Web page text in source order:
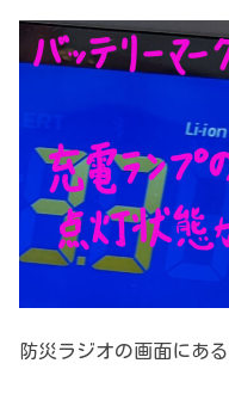
防災ラジオの画面にあ